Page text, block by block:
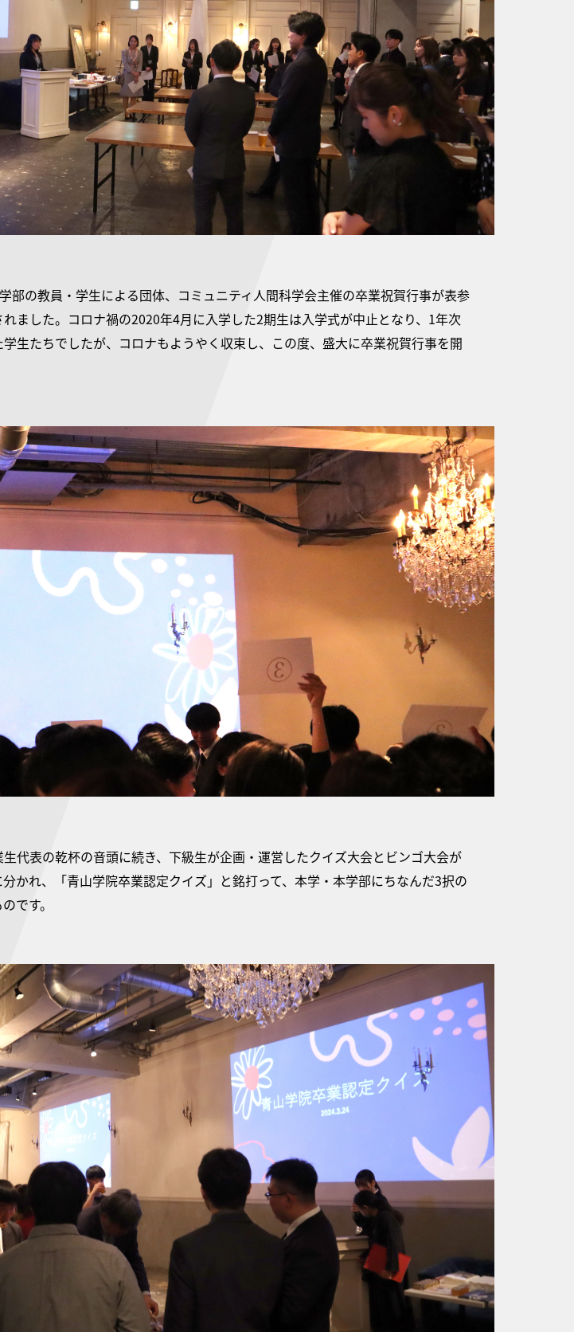
部の教員・学生による団体、コミュニティ人間科学会主催の卒業祝賀行事が表参
ました。コロナ禍の2020年4月に入学した2期生は入学式が中止となり、1年次
生たちでしたが、コロナもようやく収束し、この度、盛大に卒業祝賀行事を開
代表の乾杯の音頭に続き、下級生が企画・運営したクイズ大会とビンゴ大会が
かれ、「青山学院卒業認定クイズ」と銘打って、本学・本学部にちなんだ3択の
です。